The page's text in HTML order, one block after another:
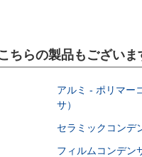
らの製品もございま
アルミ - ポリマー
サ）
セラミックコンデ
フィルムコンデン